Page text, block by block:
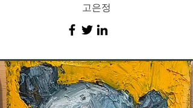
고은정